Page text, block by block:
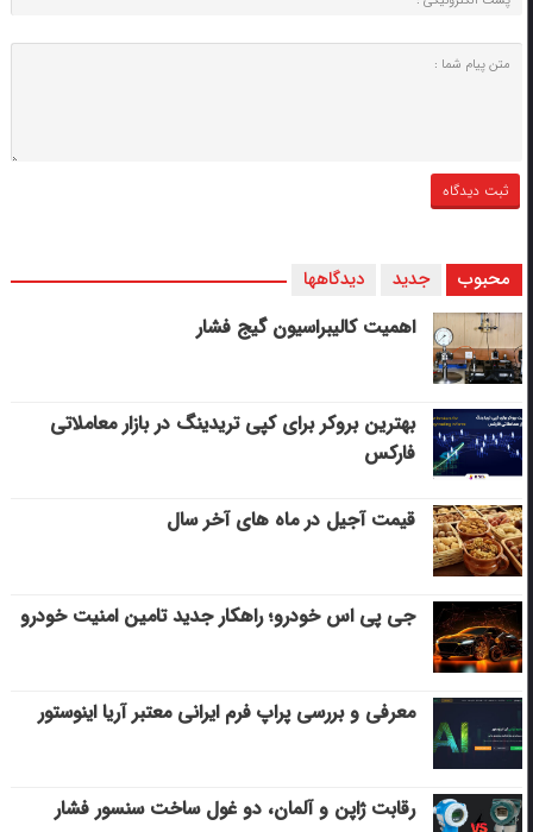
محبوب جدید دیدگاهها
اهمیت کالیبراسیون گیج فشار
بهترین بروکر برای کپی‌ تریدینگ در بازار معاملاتی
فارکس
قیمت آجیل در ماه های آخر سال
جی پی اس خودرو؛ راهکار جدید تامین امنیت خودرو
معرفی و بررسی پراپ فرم ایرانی معتبر آریا اینوستور
رقابت ژاپن و آلمان، دو غول ساخت سنسور فشار